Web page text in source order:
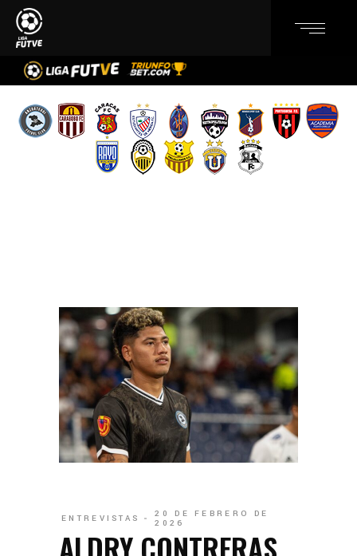
ENTREVISTAS
20 DE FEBRERO DE
2026
ALDRY CONTRERAS